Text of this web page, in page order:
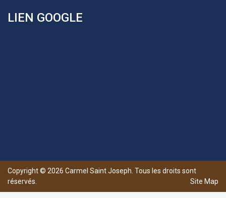
LIEN GOOGLE
Copyright © 2026 Carmel Saint Joseph. Tous les droits sont
réservés.
Site Map